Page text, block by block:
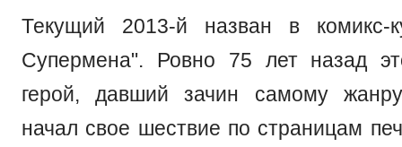
Текущий 2013-й назван в комикс-
Супермена". Ровно 75 лет назад
герой, давший зачин самому жанру
начал свое шествие по страницам